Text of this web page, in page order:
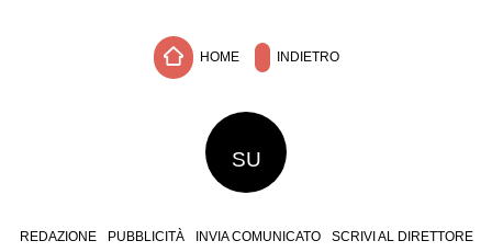
HOME INDIETRO
SU
REDAZIONE PUBBLICITÀ INVIA COMUNICATO
SCRIVI AL DIRETTORE